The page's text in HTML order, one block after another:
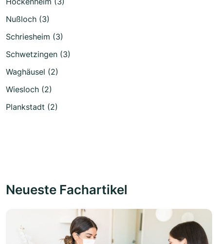
Nußloch (3)
Schriesheim (3)
Schwetzingen (3)
Waghäusel (2)
Wiesloch (2)
Plankstadt (2)
Neueste Fachartikel